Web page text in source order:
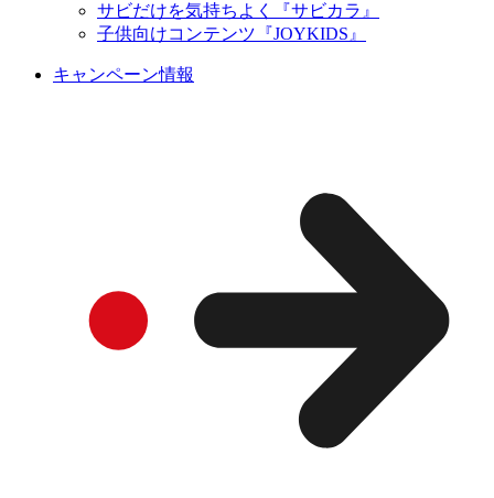
サビだけを気持ちよく『サビカラ』
子供向けコンテンツ『JOYKIDS』
キャンペーン情報